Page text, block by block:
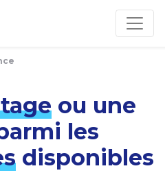
ou une
les
disponibles